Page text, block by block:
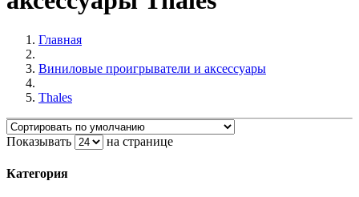
Главная
Виниловые проигрыватели и аксессуары
Thales
Показывать на странице
Категория